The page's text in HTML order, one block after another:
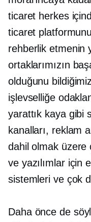
ticaret herkes
ticaret platformunu
rehberlik etmenin
ortaklarımızın
olduğunu
işlevselliğe
yarattık kaya gibi
kanalları, reklam
dahil olmak üzere
ve yazılımlar için
sistemleri ve çok
Daha önce de